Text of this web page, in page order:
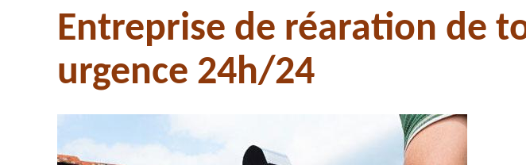
Entreprise de réaration de
urgence 24h/24